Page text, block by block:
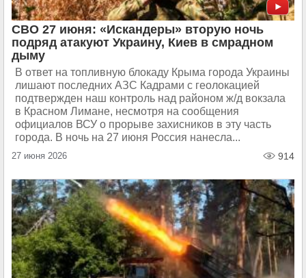
СВО 27 июня: «Искандеры» вторую ночь
подряд атакуют Украину, Киев в смрадном
дыму
В ответ на топливную блокаду Крыма города Украины
лишают последних АЗС Кадрами с геолокацией
подтвержден наш контроль над районом ж/д вокзала
в Красном Лимане, несмотря на сообщения
официалов ВСУ о прорыве захисников в эту часть
города. В ночь на 27 июня Россия нанесла...
27 июня 2026 914